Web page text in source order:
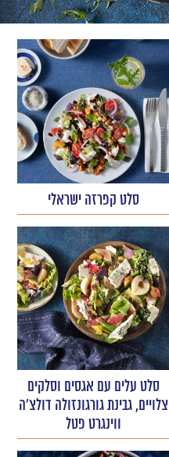
סלט קפרזה ישראלי
סלט עלים עם אגסים וסלקים
צלויים, גבינת גורגונזולה דולצ'ה
ווינגרט פטל